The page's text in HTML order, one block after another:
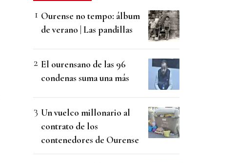
Ourense no tempo: álbum
de verano | Las pandillas
El ourensano de las 96
condenas suma una más
Un vuelco millonario al
contrato de los
contenedores de Ourense